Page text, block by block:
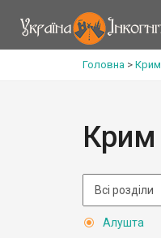
Головна > Крим
Крим
Алушта